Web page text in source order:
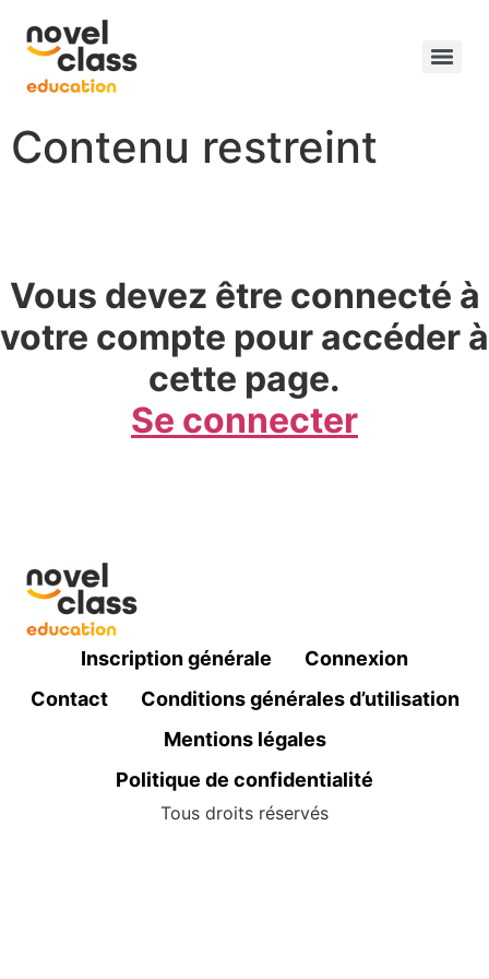
Contenu restreint
Vous devez être connecté à
votre compte pour accéder à
cette page.
Se connecter
Inscription générale
Connexion
Contact
Conditions générales d’utilisation
Mentions légales
Politique de confidentialité
Tous droits réservés